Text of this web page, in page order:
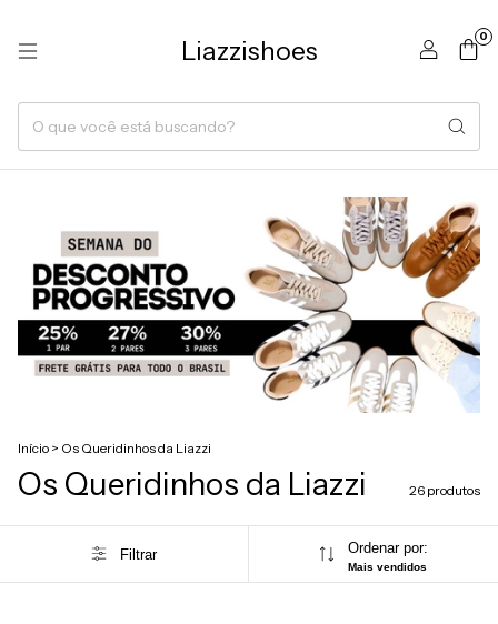
Liazzishoes 0
Início > Os Queridinhos da Liazzi
Os Queridinhos da Liazzi 26 produtos
Filtrar Ordenar por:
Mais vendidos